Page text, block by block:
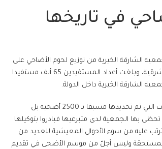
في تاريخها
المستفيدين يتخطى 60 ألف مستفيدا انتهت جمعية الشارقة الخيرية من توزيع لحوم الأضاحي على
مستحقيها في مقرها الرئيسي وسائر إداراتها الفرعية الأخرى بالمناطق التابعة لها في الوسطى والشرقية، وبلغت أعداد المستفيدين 65 ألف مستفيدا
وعبر عبدالله سلطان بن خادم المدير التنفيذي عن بالغ سعادته بنجاح الحملة في بلوغ المستهدفات التي تم تحديدها مسبقا بـ 2500 أضحية بل
تعكس حجم الثقة التي تحظى بها الجمعية لدى متبرعيها فبادروا بتوكيلها
عليه من سوء الأحوال المعيشية للعديد من
المستحقة وليس أجلّ من موسم الأضحى في تقديم